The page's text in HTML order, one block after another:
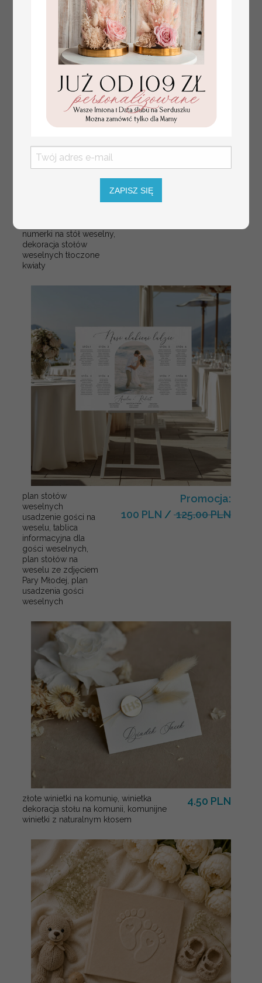
numerki na stół weselny
z tłoczonymi kwiatami,
numerki na stół weselny,
dekoracja stołów
weselnych tłoczone
kwiaty
plan stołów
weselnych
usadzenie gości na
weselu, tablica
informacyjna dla
gości weselnych,
plan stołów na
weselu ze zdjęciem
Pary Młodej, plan
usadzenia gości
weselnych
Promocja:
100 PLN / 125.00 PLN
złote winietki na komunię, winietka
dekoracja stołu na komunii, komunijne
winietki z naturalnym kłosem
4.50 PLN
ZAPISZ SIĘ